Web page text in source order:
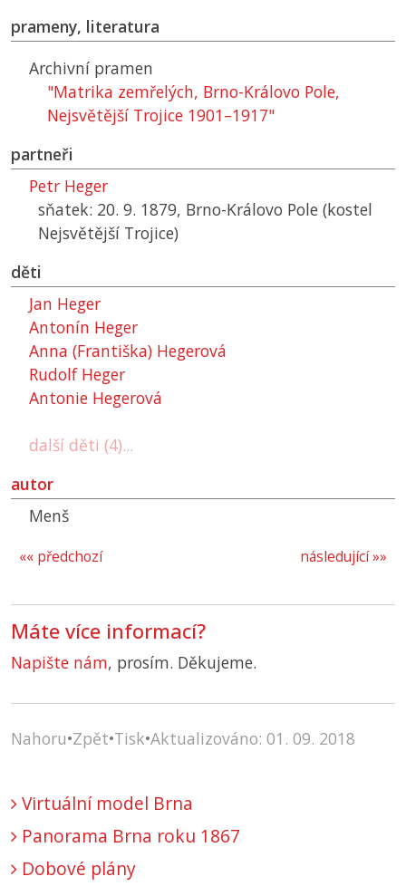
prameny, literatura
Archivní pramen
"Matrika zemřelých, Brno-Královo Pole,
Nejsvětější Trojice 1901–1917"
partneři
Petr Heger
sňatek: 20. 9. 1879, Brno-Královo Pole (kostel
Nejsvětější Trojice)
děti
Jan Heger
Antonín Heger
Anna (Františka) Hegerová
Rudolf Heger
Antonie Hegerová
další děti (4)...
autor
Menš
následující »»
«« předchozí
Máte více informací?
Napište nám, prosím. Děkujeme.
Nahoru•Zpět•Tisk•Aktualizováno: 01. 09. 2018
Virtuální model Brna
Panorama Brna roku 1867
Dobové plány